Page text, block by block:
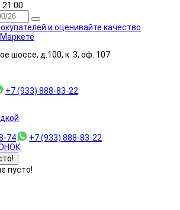
шоссе, д.100, к. 3, оф. 107
+7 (933) 888-83-22
74
+7 (933) 888-83-22
пусто!